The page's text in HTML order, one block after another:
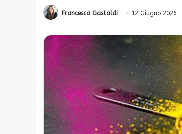
Francesca Gastaldi 12 Giugno 2026